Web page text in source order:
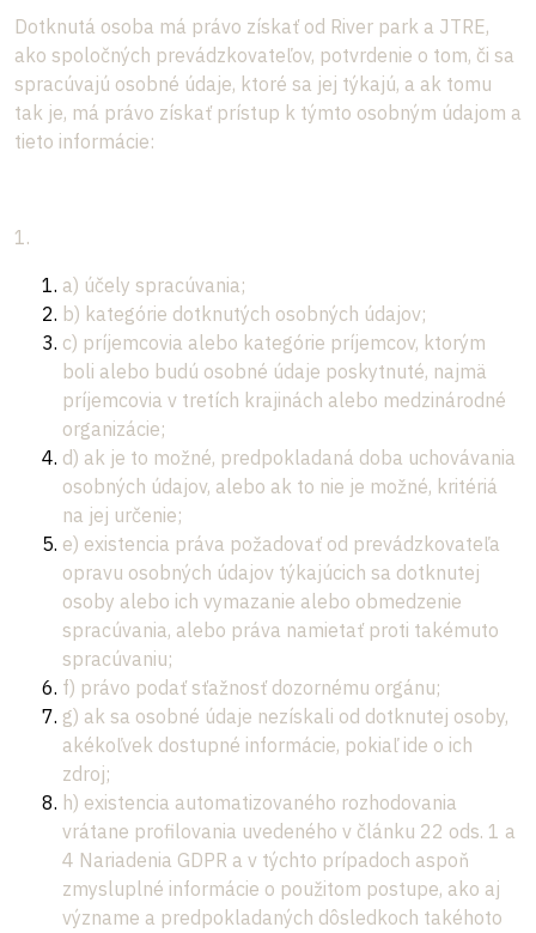
Dotknutá osoba má právo získať od River park a JTRE,
ako spoločných prevádzkovateľov, potvrdenie o tom, či sa
spracúvajú osobné údaje, ktoré sa jej týkajú, a ak tomu
tak je, má právo získať prístup k týmto osobným údajom a
tieto informácie:
1.
a) účely spracúvania;
b) kategórie dotknutých osobných údajov;
c) príjemcovia alebo kategórie príjemcov, ktorým
boli alebo budú osobné údaje poskytnuté, najmä
príjemcovia v tretích krajinách alebo medzinárodné
organizácie;
d) ak je to možné, predpokladaná doba uchovávania
osobných údajov, alebo ak to nie je možné, kritériá
na jej určenie;
e) existencia práva požadovať od prevádzkovateľa
opravu osobných údajov týkajúcich sa dotknutej
osoby alebo ich vymazanie alebo obmedzenie
spracúvania, alebo práva namietať proti takémuto
spracúvaniu;
f) právo podať sťažnosť dozornému orgánu;
g) ak sa osobné údaje nezískali od dotknutej osoby,
akékoľvek dostupné informácie, pokiaľ ide o ich
zdroj;
h) existencia automatizovaného rozhodovania
vrátane profilovania uvedeného v článku 22 ods. 1 a
4 Nariadenia GDPR a v týchto prípadoch aspoň
zmysluplné informácie o použitom postupe, ako aj
význame a predpokladaných dôsledkoch takéhoto